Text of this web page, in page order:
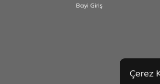
Çerez
Bayi Giriş